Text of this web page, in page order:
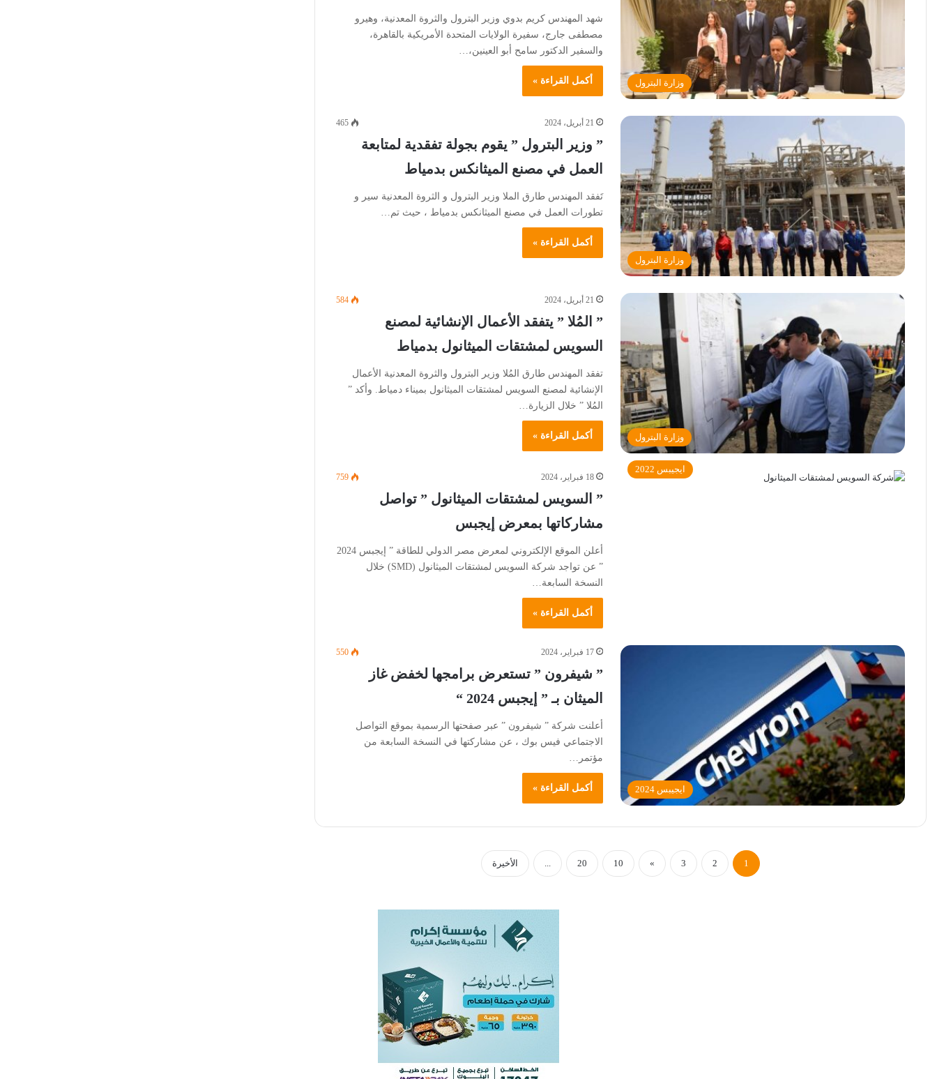
وزارة البترول
شهد المهندس كريم بدوي وزير البترول والثروة المعدنية، وهيرو
مصطفى جارج، سفيرة الولايات المتحدة الأمريكية بالقاهرة،
والسفير الدكتور سامح أبو العينين،…
أكمل القراءة »
وزارة البترول
21 أبريل، 2024 465
” وزير البترول ” يقوم بجولة تفقدية لمتابعة
العمل في مصنع الميثانكس بدمياط
تَفقد المهندس طارق الملا وزير البترول و الثروة المعدنية سير و
تطورات العمل في مصنع الميثانكس بدمياط ، حيث تم…
أكمل القراءة »
وزارة البترول
21 أبريل، 2024 584
” المُلا ” يتفقد الأعمال الإنشائية لمصنع
السويس لمشتقات الميثانول بدمياط
تفقد المهندس طارق المُلا وزير البترول والثروة المعدنية الأعمال
الإنشائية لمصنع السويس لمشتقات الميثانول بميناء دمياط. وأكد ”
المُلا ” خلال الزيارة…
أكمل القراءة »
ايجيبس 2022
18 فبراير، 2024 759
” السويس لمشتقات الميثانول ” تواصل
مشاركاتها بمعرض إيجبس
أعلن الموقع الإلكتروني لمعرض مصر الدولي للطاقة ” إيجبس 2024
” عن تواجد شركة السويس لمشتقات الميثانول (SMD) خلال
النسخة السابعة…
أكمل القراءة »
ايجيبس 2024
17 فبراير، 2024 550
” شيفرون ” تستعرض برامجها لخفض غاز
الميثان بـ ” إيجبس 2024 “
أعلنت شركة ” شيفرون ” عبر صفحتها الرسمية بموقع التواصل
الاجتماعي فيس بوك ، عن مشاركتها في النسخة السابعة من
مؤتمر…
أكمل القراءة »
1
2
3
»
10
20 الأخيرة